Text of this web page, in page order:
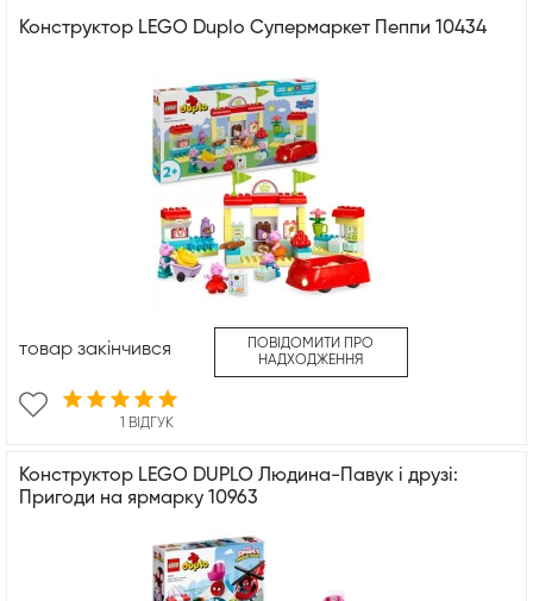
Конструктор LEGO Duplo Супермаркет Пеппи 10434
1 ВІДГУК
товар закінчився
ПОВІДОМИТИ ПРО
НАДХОДЖЕННЯ
Конструктор LEGO DUPLO Людина-Павук і друзі:
Пригоди на ярмарку 10963